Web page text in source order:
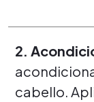
2.
cabello.